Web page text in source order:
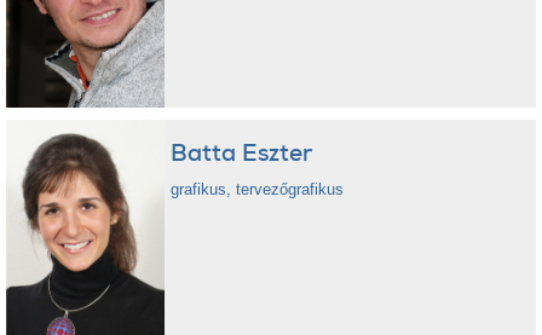
Batta Eszter
grafikus, tervezőgrafikus